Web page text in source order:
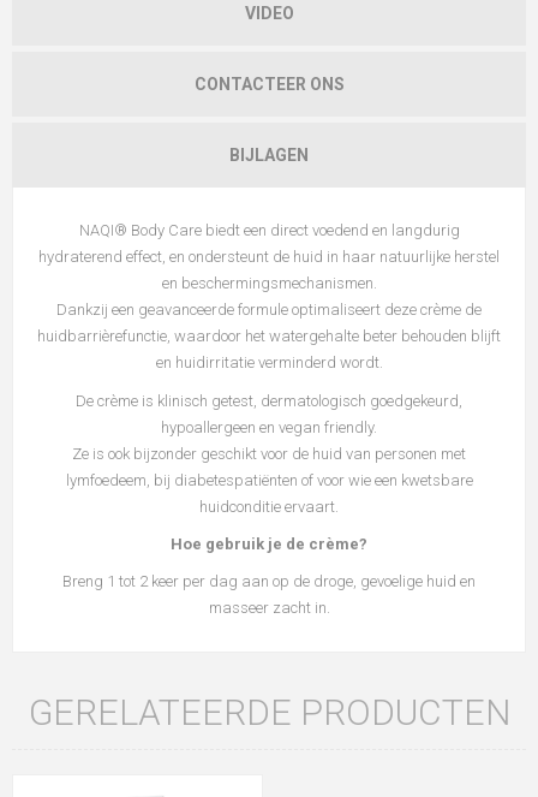
VIDEO
CONTACTEER ONS
BIJLAGEN
NAQI® Body Care biedt een direct voedend en langdurig
hydraterend effect, en ondersteunt de huid in haar natuurlijke herstel
en beschermingsmechanismen.
Dankzij een geavanceerde formule optimaliseert deze crème de
huidbarrièrefunctie, waardoor het watergehalte beter behouden blijft
en huidirritatie verminderd wordt.
De crème is klinisch getest, dermatologisch goedgekeurd,
hypoallergeen en vegan friendly.
Ze is ook bijzonder geschikt voor de huid van personen met
lymfoedeem, bij diabetespatiënten of voor wie een kwetsbare
huidconditie ervaart.
Hoe gebruik je de crème?
Breng 1 tot 2 keer per dag aan op de droge, gevoelige huid en
masseer zacht in.
GERELATEERDE PRODUCTEN